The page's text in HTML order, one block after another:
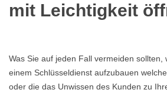
mit Leichtigkeit
Was Sie auf jeden Fall vermeiden sollten,
einem Schlüsseldienst aufzubauen
oder die das Unwissen des Kunden zu